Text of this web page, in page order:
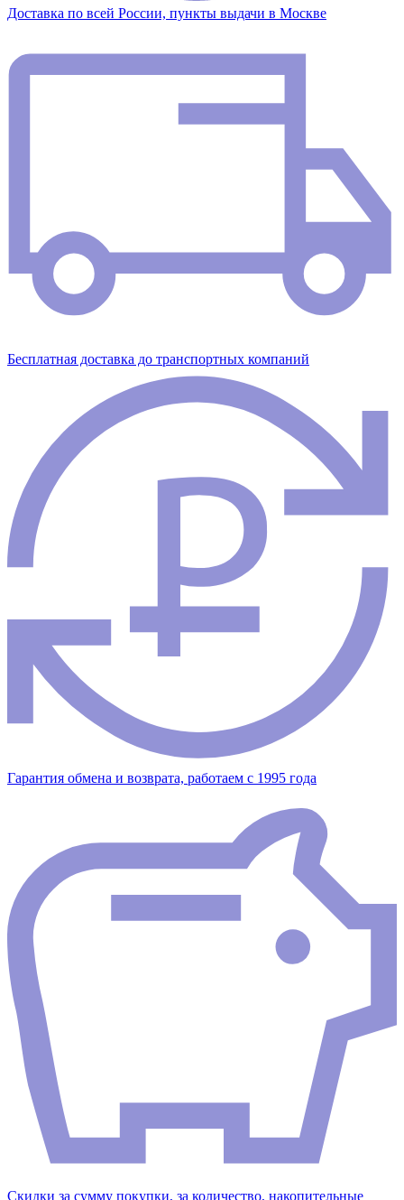
Доставка по всей России, пункты выдачи в Москве
Бесплатная доставка до транспортных компаний
Гарантия обмена и возврата, работаем с 1995 года
Скидки за сумму покупки, за количество, накопительные